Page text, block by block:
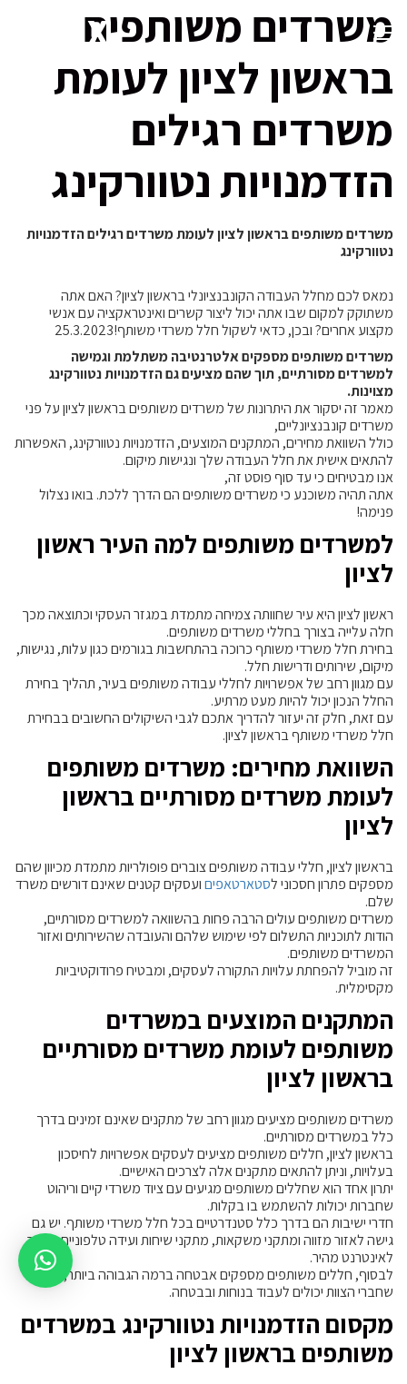
משרדים משותפים
בראשון לציון לעומת
משרדים רגילים
הזדמנויות נטוורקינג
משרדים משותפים בראשון לציון לעומת משרדים רגילים הזדמנויות
נטוורקינג
נמאס לכם מחלל העבודה הקונבנציונלי בראשון לציון? האם אתה
משתוקק למקום שבו אתה יכול ליצור קשרים ואינטראקציה עם אנשי
מקצוע אחרים? ובכן, כדאי לשקול חלל משרדי משותף!25.3.2023
משרדים משותפים מספקים אלטרנטיבה משתלמת וגמישה
למשרדים מסורתיים, תוך שהם מציעים גם הזדמנויות נטוורקינג
מצוינות.
מאמר זה יסקור את היתרונות של משרדים משותפים בראשון לציון על פני
משרדים קונבנציונליים,
כולל השוואת מחירים, המתקנים המוצעים, הזדמנויות נטוורקינג, האפשרות
להתאים אישית את חלל העבודה שלך ונגישות מיקום.
אנו מבטיחים כי עד סוף פוסט זה,
אתה תהיה משוכנע כי משרדים משותפים הם הדרך ללכת. בואו נצלול
פנימה!
למשרדים משותפים למה העיר ראשון
לציון
ראשון לציון היא עיר שחוותה צמיחה מתמדת במגזר העסקי וכתוצאה מכך
חלה עלייה בצורך בחללי משרדים משותפים.
בחירת חלל משרדי משותף כרוכה בהתחשבות בגורמים כגון עלות, נגישות,
מיקום, שירותים ודרישות חלל.
עם מגוון רחב של אפשרויות לחללי עבודה משותפים בעיר, תהליך בחירת
החלל הנכון יכול להיות מעט מרתיע.
עם זאת, חלק זה יעזור להדריך אתכם לגבי השיקולים החשובים בבחירת
חלל משרדי משותף בראשון לציון.
השוואת מחירים: משרדים משותפים
לעומת משרדים מסורתיים בראשון
לציון
בראשון לציון, חללי עבודה משותפים צוברים פופולריות מתמדת מכיוון שהם
מספקים פתרון חסכוני לסטארטאפיםועסקים קטנים שאינם דורשים משרד
שלם.
משרדים משותפים עולים הרבה פחות בהשוואה למשרדים מסורתיים,
הודות לתוכניות התשלום לפי שימוש שלהם והעובדה שהשירותים ואזור
המשרדים משותפים.
זה מוביל להפחתת עלויות התקורה לעסקים, ומבטיח פרודוקטיביות
מקסימלית.
המתקנים המוצעים במשרדים
משותפים לעומת משרדים מסורתיים
בראשון לציון
משרדים משותפים מציעים מגוון רחב של מתקנים שאינם זמינים בדרך
כלל במשרדים מסורתיים.
בראשון לציון, חללים משותפים מציעים לעסקים אפשרויות לחיסכון
בעלויות, וניתן להתאים מתקנים אלה לצרכים האישיים.
יתרון אחד הוא שחללים משותפים מגיעים עם ציוד משרדי קיים וריהוט
שחברות יכולות להשתמש בו בקלות.
חדרי ישיבות הם בדרך כלל סטנדרטיים בכל חלל משרדי משותף. יש גם
גישה לאזור מזווה ומתקני משקאות, מתקני שיחות ועידה טלפוניים וחיבור
לאינטרנט מהיר.
לבסוף, חללים משותפים מספקים אבטחה ברמה הגבוהה ביותר, כך
שחברי הצוות יכולים לעבוד בנוחות ובבטחה.
מקסום הזדמנויות נטוורקינג במשרדים
משותפים בראשון לציון